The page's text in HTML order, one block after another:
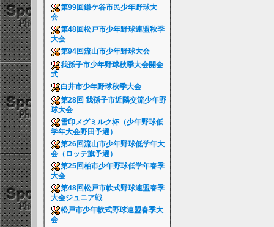
第99回鎌ケ谷市民少年野球大
会
第48回松戸市少年野球連盟秋季
大会
第94回流山市少年野球大会
我孫子市少年野球秋季大会開会
式
白井市少年野球秋季大会
第28回 我孫子市近隣交流少年野
球大会
雪印メグミルク杯（少年野球低
学年大会野田予選）
第26回流山市少年野球低学年大
会（ロッテ旗予選）
第25回柏市少年野球低学年春季
大会
第48回松戸市軟式野球連盟春季
大会ジュニア戦
松戸市少年軟式野球連盟春季大
会